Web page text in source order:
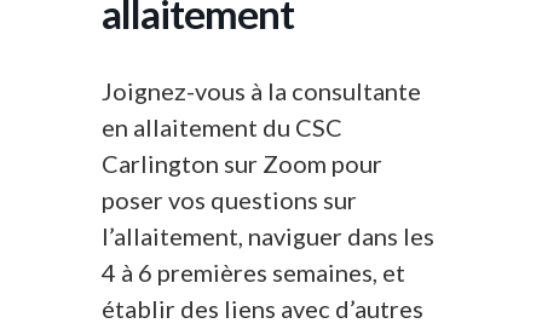
allaitement
Joignez-vous à la consultante
en allaitement du CSC
Carlington sur Zoom pour
poser vos questions sur
l’allaitement, naviguer dans les
4 à 6 premières semaines, et
établir des liens avec d’autres